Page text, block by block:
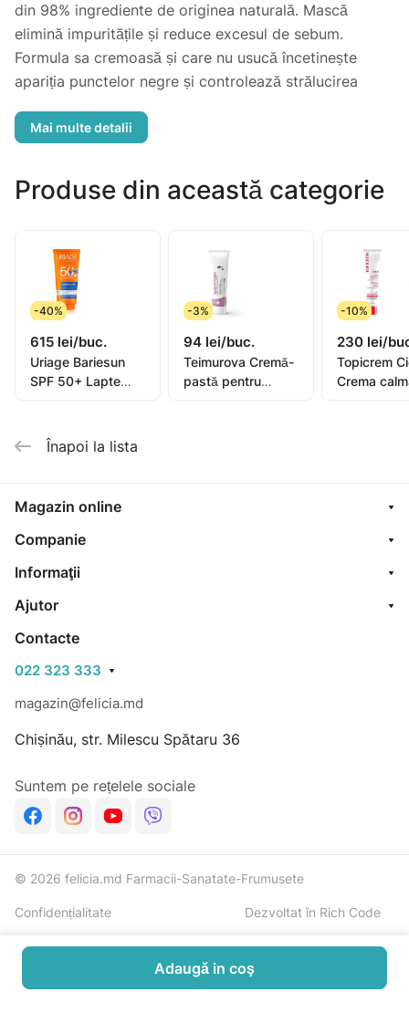
din 98% ingrediente de originea naturală. Mască
elimină impuritățile și reduce excesul de sebum.
Formula sa cremoasă și care nu usucă încetinește
apariția punctelor negre și controlează strălucirea
pielea este curățată în profunzime, menținând echilibrul
Mod de utilizare: se aplică pe fața, evitând zona
clătiți bine cu apă caldă. Utilizați o dată sau de două
ori pe săptămână.
Testat dermatologic.
Produse din această categorie
-40%
615 lei/buc.
Uriage Bariesun
SPF 50+ Lapte
-3%
94 lei/buc.
Teimurova Cremă-
pastă pentru
-10%
230 lei/
Topicrem
Crema
Înapoi la lista
Magazin online
Companie
Informaţii
Ajutor
Contacte
022 323 333
magazin@felicia.md
Chișinău, str. Milescu Spătaru 36
Suntem pe rețelele sociale
© 2026 felicia.md Farmacii-Sanatate-Frumusete
Confidențialitate Dezvoltat în Rich Code
Adaugă in coş